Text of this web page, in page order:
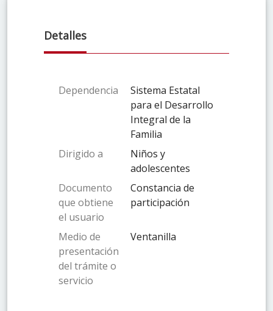
Detalles
Dependencia
Sistema Estatal
para el Desarrollo
Integral de la
Familia
Dirigido a
Niños y
adolescentes
Documento
que obtiene
el usuario
Constancia de
participación
Medio de
presentación
del trámite o
servicio
Ventanilla